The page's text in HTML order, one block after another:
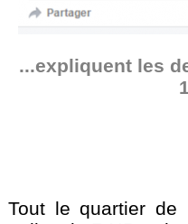
...expliquent les
Tout le quartier de